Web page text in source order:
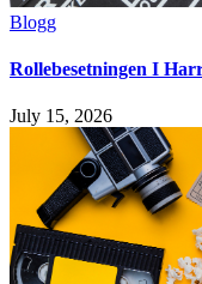
Blogg
Rollebesetningen I
July 15, 2026